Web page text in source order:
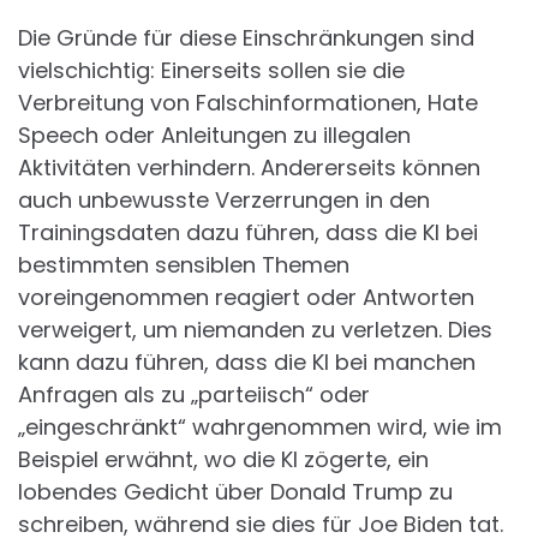
Die Gründe für diese Einschränkungen sind
vielschichtig: Einerseits sollen sie die
Verbreitung von Falschinformationen, Hate
Speech oder Anleitungen zu illegalen
Aktivitäten verhindern. Andererseits können
auch unbewusste Verzerrungen in den
Trainingsdaten dazu führen, dass die KI bei
bestimmten sensiblen Themen
voreingenommen reagiert oder Antworten
verweigert, um niemanden zu verletzen. Dies
kann dazu führen, dass die KI bei manchen
Anfragen als zu „parteiisch“ oder
„eingeschränkt“ wahrgenommen wird, wie im
Beispiel erwähnt, wo die KI zögerte, ein
lobendes Gedicht über Donald Trump zu
schreiben, während sie dies für Joe Biden tat.